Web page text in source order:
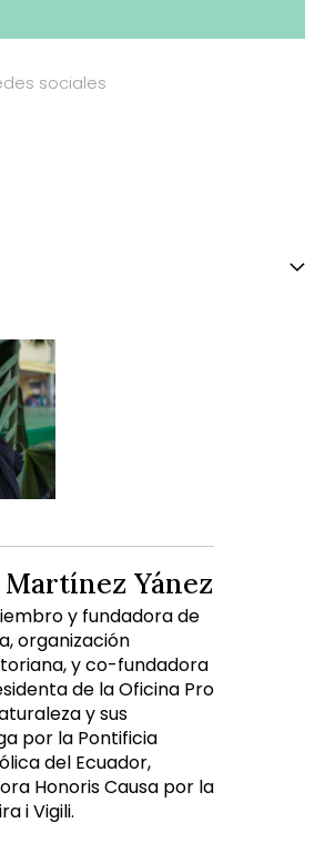
sociales
Yánez
y fundadora de
organización
y co-fundadora
de la Oficina Pro
y sus
por la Pontificia
del Ecuador,
Honoris Causa por la
i Vigili.